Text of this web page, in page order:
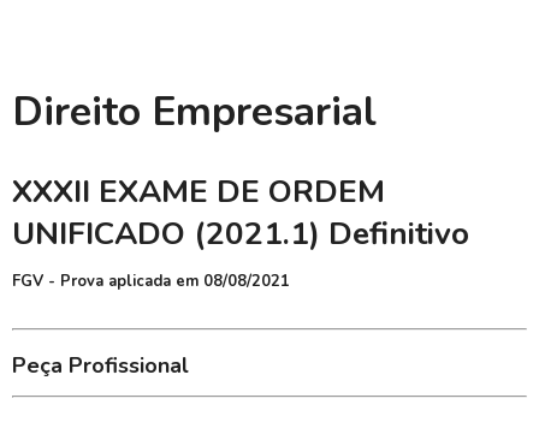
Direito Empresarial
XXXII EXAME DE ORDEM
UNIFICADO (2021.1) Definitivo
FGV - Prova aplicada em 08/08/2021
Peça Profissional